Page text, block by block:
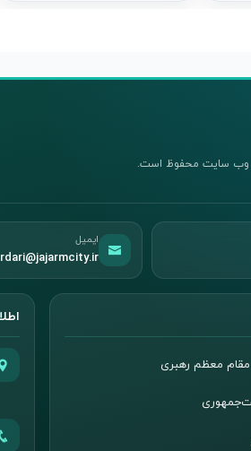
وب سایت محفوظ است.
ایمیل
مقام معظم رهبری